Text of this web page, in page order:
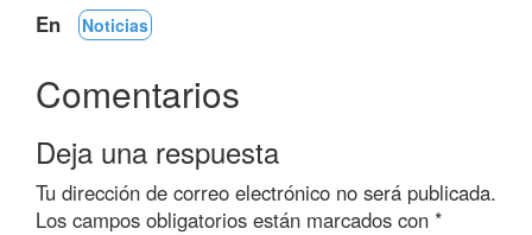
En
Noticias
Comentarios
Deja una respuesta
Tu dirección de correo electrónico no será publicada.
Los campos obligatorios están marcados con *